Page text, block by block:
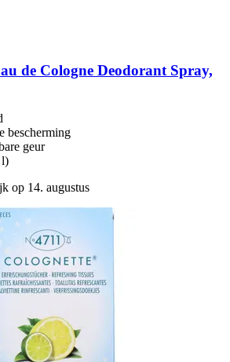
de Cologne Deodorant Spray,
bescherming
geur
l)
op 14. augustus